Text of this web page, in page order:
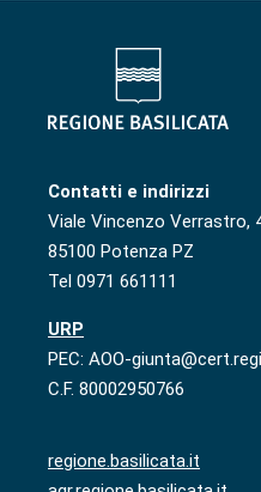
Contatti e indirizzi
Viale Vincenzo Verrastro,
85100 Potenza PZ
Tel 0971 661111
URP
PEC: AOO-
C.F. 80002950766
regione.basilicata.it